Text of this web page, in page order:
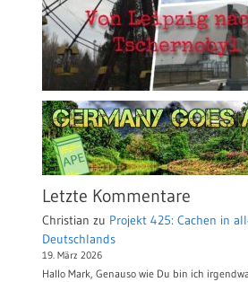
Letzte Kommentare
Christian zu Projekt 425: Cachen in
Deutschlands
19. März 2026
Hallo Mark, Genauso wie Du bin ich